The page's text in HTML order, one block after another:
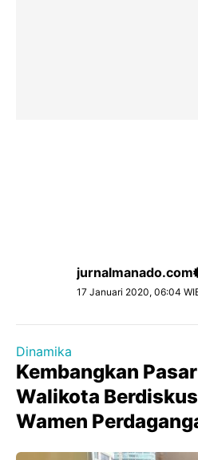
jurnalmanado.com
17 Januari 2020, 06:04
Dinamika
Kembangkan
Walikota
Wamen